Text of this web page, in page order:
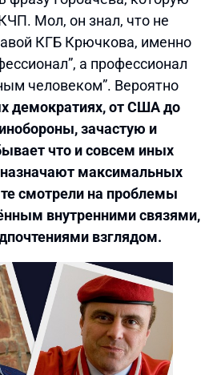
Мол, он знал, что не
КГБ Крючкова, именно
а профессионал
человеком”. Вероятно
демократиях, от США до
зачастую и
что и совсем иных
назначают максимальных
смотрели на проблемы
внутренними связями,
взглядом.